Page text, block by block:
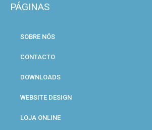
PÁGINAS
SOBRE NÓS
CONTACTO
DOWNLOADS
WEBSITE DESIGN
LOJA ONLINE